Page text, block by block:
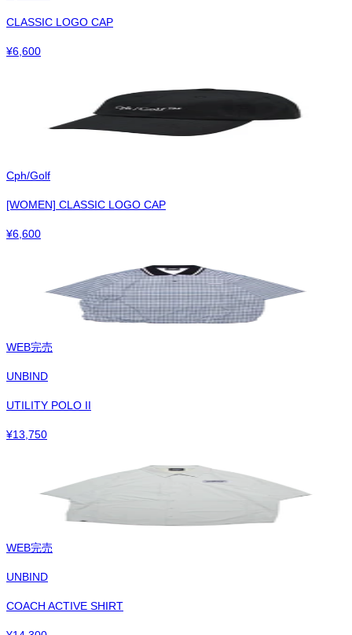
CLASSIC LOGO CAP
¥6,600
Cph/Golf
[WOMEN] CLASSIC LOGO CAP
¥6,600
WEB完売
UNBIND
UTILITY POLO II
¥13,750
WEB完売
UNBIND
COACH ACTIVE SHIRT